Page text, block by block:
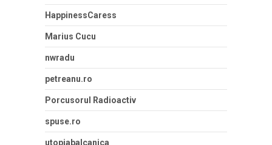
HappinessCaress
Marius Cucu
nwradu
petreanu.ro
Porcusorul Radioactiv
spuse.ro
utopiabalcanica